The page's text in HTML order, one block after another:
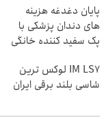
پایان دغدغه هزینه
های دندان پزشکی با
پک سفید کننده خانگی
IM LS7 لوکس ترین
شاسی بلند برقی ایران